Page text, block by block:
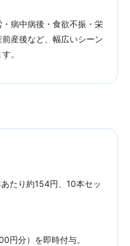
病中病後・食欲不振・栄
産後など、幅広いシーン
。
たり約154円、10本セッ
円分）を即時付与。